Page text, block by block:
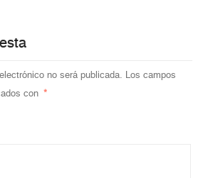
no será publicada. Los campos
con
*